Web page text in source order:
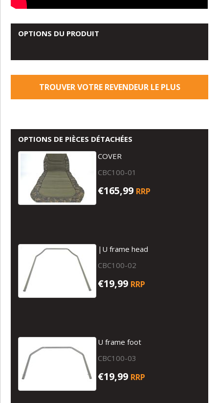
OPTIONS DU PRODUIT
TROUVER VOTRE REVENDEUR LE PLUS
OPTIONS DE PIÈCES DÉTACHÉES
COVER
CBC100-01
€165,99 RRP
|U frame head
CBC100-02
€19,99 RRP
U frame foot
CBC100-03
€19,99 RRP